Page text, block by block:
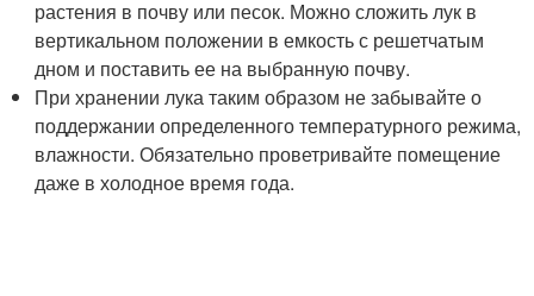
растения в почву или песок. Можно сложить лук в
вертикальном положении в емкость с решетчатым
дном и поставить ее на выбранную почву.
При хранении лука таким образом не забывайте о
поддержании определенного температурного режима,
влажности. Обязательно проветривайте помещение
даже в холодное время года.